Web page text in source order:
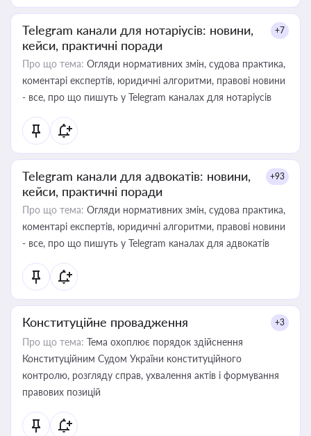
Telegram канали для нотаріусів: новини,
кейси, практичні поради
+7
Про що тема: Огляди нормативних змін, судова практика,
коментарі експертів, юридичні алгоритми, правові новини
- все, про що пишуть у Telegram каналах для нотаріусів
Telegram канали для адвокатів: новини,
кейси, практичні поради
+93
Про що тема: Огляди нормативних змін, судова практика,
коментарі експертів, юридичні алгоритми, правові новини
- все, про що пишуть у Telegram каналах для адвокатів
Конституційне провадження +3
Про що тема: Тема охоплює порядок здійснення
Конституційним Судом України конституційного
контролю, розгляду справ, ухвалення актів і формування
правових позицій